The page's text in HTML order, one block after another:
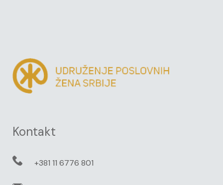
Kontakt
+381 11 6776 801